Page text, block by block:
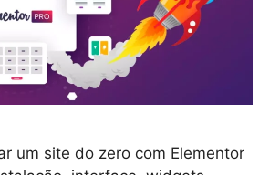
um site do zero com Elementor